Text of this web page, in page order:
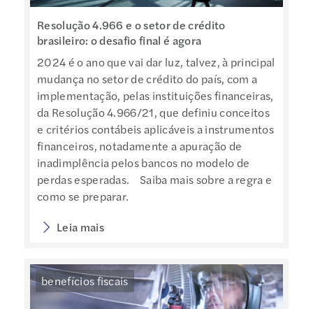
Resolução 4.966 e o setor de crédito
brasileiro: o desafio final é agora
2024 é o ano que vai dar luz, talvez, à principal
mudança no setor de crédito do país, com a
implementação, pelas instituições financeiras,
da Resolução 4.966/21, que definiu conceitos
e critérios contábeis aplicáveis a instrumentos
financeiros, notadamente a apuração de
inadimplência pelos bancos no modelo de
perdas esperadas. Saiba mais sobre a regra e
como se preparar.
Leia mais
benefícios fiscais